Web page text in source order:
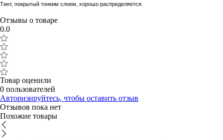
Тинт, покрытый тонким слоем, хорошо распределяется.
Отзывы о товаре
0.0
Товар оценили
0 пользователей
Авторизируйтесь, чтобы оставить отзыв
Отзывов пока нет
Похожие товары